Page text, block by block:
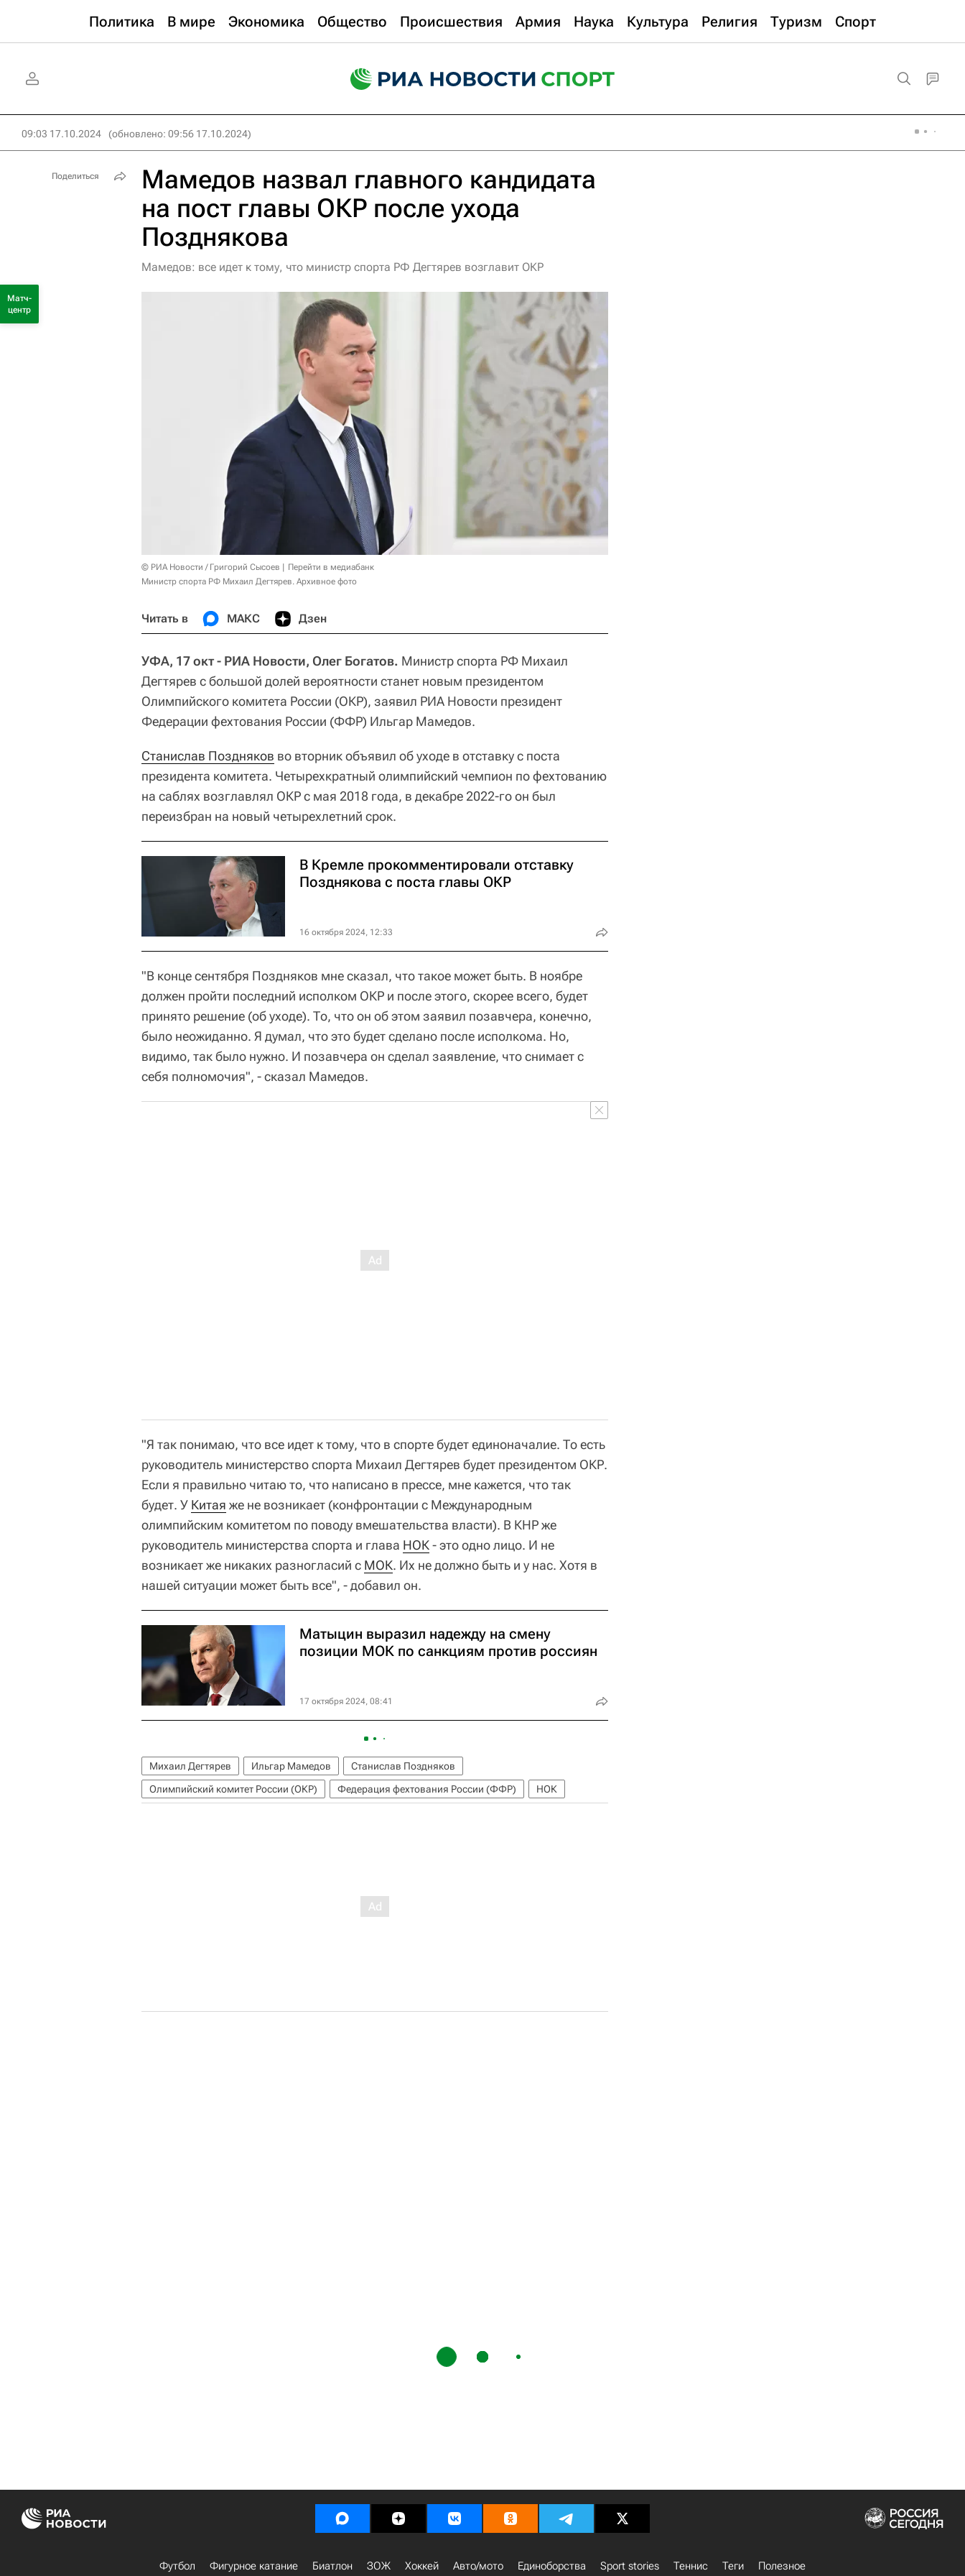
Политика В мире Экономика Общество Происшествия Армия Наука Культура Религия Туризм Спорт
09:03 17.10.2024 (обновлено: 09:56 17.10.2024)
Мамедов назвал главного кандидата
на пост главы ОКР после ухода
Позднякова
Мамедов: все идет к тому, что министр спорта РФ Дегтярев возглавит ОКР
© РИА Новости / Григорий Сысоев
Перейти в медиабанк
Министр спорта РФ Михаил Дегтярев. Архивное фото
Читать в МАКС Дзен
УФА, 17 окт - РИА Новости, Олег Богатов. Министр спорта РФ Михаил
Дегтярев с большой долей вероятности станет новым президентом
Олимпийского комитета России (ОКР), заявил РИА Новости президент
Федерации фехтования России (ФФР) Ильгар Мамедов.
Станислав Поздняков во вторник объявил об уходе в отставку с поста
президента комитета. Четырехкратный олимпийский чемпион по фехтованию
на саблях возглавлял ОКР с мая 2018 года, в декабре 2022-го он был
переизбран на новый четырехлетний срок.
В Кремле прокомментировали отставку
Позднякова с поста главы ОКР
16 октября 2024, 12:33
"В конце сентября Поздняков мне сказал, что такое может быть. В ноябре
должен пройти последний исполком ОКР и после этого, скорее всего, будет
принято решение (об уходе). То, что он об этом заявил позавчера, конечно,
было неожиданно. Я думал, что это будет сделано после исполкома. Но,
видимо, так было нужно. И позавчера он сделал заявление, что снимает с
себя полномочия", - сказал Мамедов.
"Я так понимаю, что все идет к тому, что в спорте будет единоначалие. То есть
руководитель министерство спорта Михаил Дегтярев будет президентом ОКР.
Если я правильно читаю то, что написано в прессе, мне кажется, что так
будет. У Китая же не возникает (конфронтации с Международным
олимпийским комитетом по поводу вмешательства власти). В КНР же
руководитель министерства спорта и глава НОК- это одно лицо. И не
возникает же никаких разногласий с МОК. Их не должно быть и у нас. Хотя в
нашей ситуации может быть все", - добавил он.
Матыцин выразил надежду на смену
позиции МОК по санкциям против россиян
17 октября 2024, 08:41
Михаил Дегтярев Ильгар Мамедов
Станислав Поздняков
Олимпийский комитет России (ОКР)
Федерация фехтования России (ФФР) НОК
Поделиться
Матч-
центр
Футбол Фигурное катание Биатлон ЗОЖ Хоккей Авто/мото Единоборства Sport stories Теннис Теги Полезное